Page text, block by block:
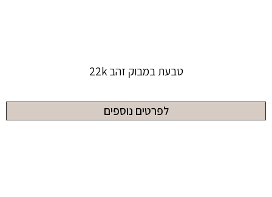
טבעת במבוק זהב 22k
לפרטים נוספים